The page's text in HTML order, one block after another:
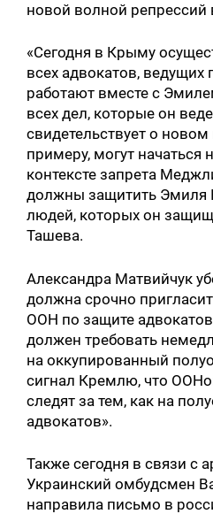
новой волной репрессий
«Сегодня в Крыму
всех адвокатов, ведущих
работают вместе с
всех дел, которые он
свидетельствует о
примеру, могут начаться
контексте запрета
должны защитить Эмиля
людей, которых он
Ташева.
Александра Матвийчук
должна срочно
ООН по защите
должен требовать
на оккупированный
сигнал Кремлю, что
следят за тем, как на
адвокатов».
Также сегодня в связи с
Украинский омбудсмен
направила письмо в